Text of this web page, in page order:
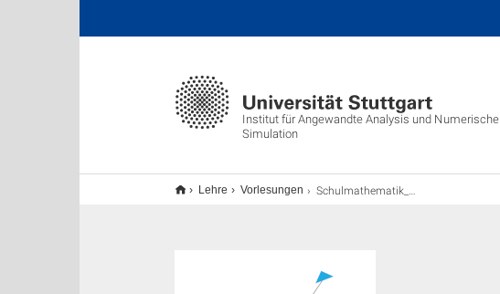
Institut für Angewandte Analysis und Numerische
Simulation
Lehre Vorlesungen Schulmathematik_vom_hoeheren_Standpunkt